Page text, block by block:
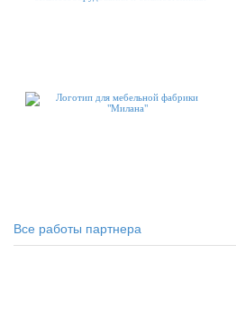
Все работы партнера